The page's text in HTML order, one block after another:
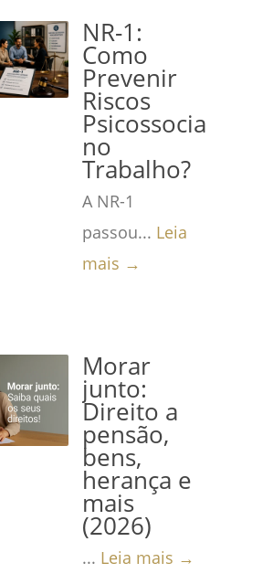
NR-1:
Como
Prevenir
Riscos
Psicossociais
no
Trabalho?
A NR-1
passou... Leia
mais →
Morar
junto:
Direito a
pensão,
bens,
herança e
mais
(2026)
... Leia mais →